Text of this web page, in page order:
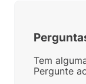
Tem
Pergunte